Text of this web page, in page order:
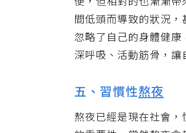
便，但相對的也漸漸
間低頭而導致的狀況
忽略了自己的身體健康
深呼吸、活動筋骨，讓
五、習慣性熬夜
熬夜已經是現在社會